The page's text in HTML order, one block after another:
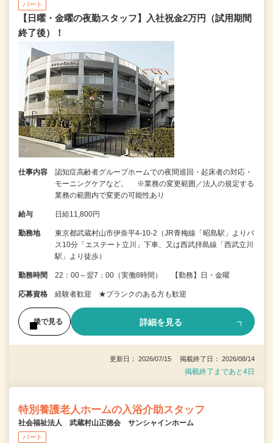
パート
【日曜・金曜の夜勤スタッフ】入社祝金2万円（試用期間
終了後）！
仕事内容
認知症高齢者グループホームでの夜間巡回・起床者の対応・
モーニングケアなど。 ※業務の変更範囲／法人の規定する
業務の範囲内で変更の可能性あり
給与 日給11,800円
勤務地
東京都武蔵村山市伊奈平4-10-2（JR青梅線「昭島駅」よりバ
ス10分「エステート立川」下車、又は西武拝島線「西武立川
駅」より徒歩）
勤務時間 22：00～翌7：00（実働8時間） 【勤務】日・金曜
応募資格 経験者歓迎 ★ブランクのある方も歓迎
後で見る 詳細を見る
更新日： 2026/07/15 掲載終了日： 2026/08/14
掲載終了まであと4日
特別養護老人ホームの入浴介助スタッフ
社会福祉法人 武蔵村山正徳会 サンシャインホーム
パート